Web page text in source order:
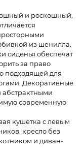
и роскошный,
из шенилла.
сиденья обеспечат
за право
подходящей для
Декоративные
современную
кушетка с левым
кресло без
и диван-